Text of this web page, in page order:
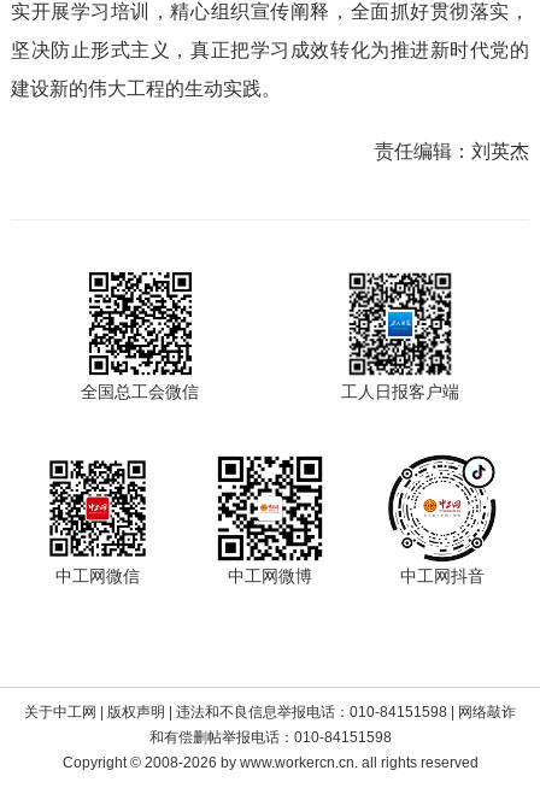
实开展学习培训，精心组织宣传阐释，全面抓好贯彻落实，
坚决防止形式主义，真正把学习成效转化为推进新时代党的
建设新的伟大工程的生动实践。
责任编辑：刘英杰
全国总工会微信 工人日报客户端
中工网微信 中工网微博 中工网抖音
关于中工网 版权声明
| 违法和不良信息举报电话：010-84151598 | 网络敲诈
和有偿删帖举报电话：010-84151598
Copyright © 2008-2026 by www.workercn.cn. all rights reserved